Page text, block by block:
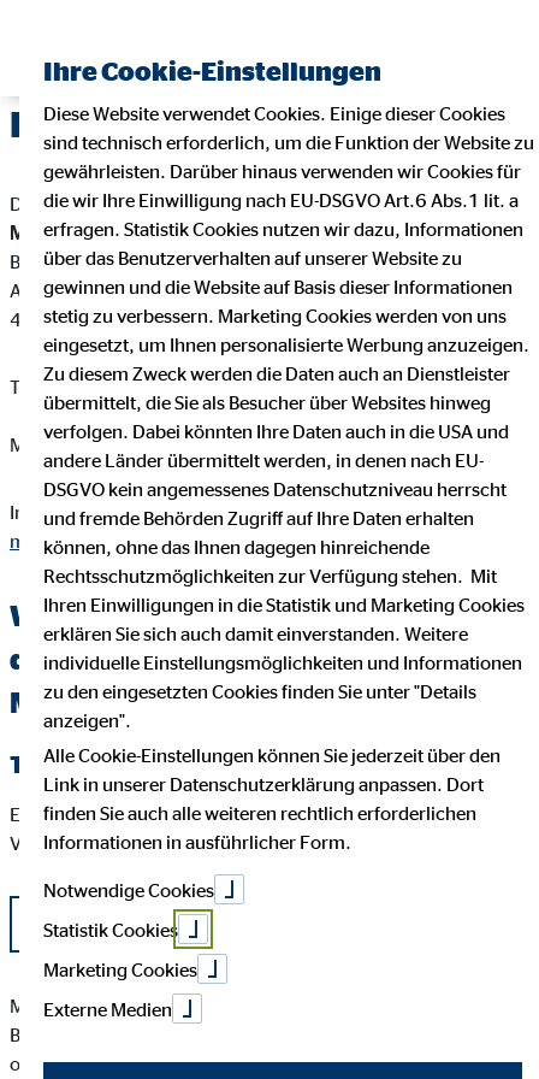
Impressum
Dieser Internetauftritt ist ein Angebot von:
Max Mustermann
Bezirksdirektor für die OVB Vermögensberatung AG
Alter Fischmarkt 25-26
48143 Münster
Telefon: +49 123456789
Mail:rpetrov@ovb.eu
Internet:https://www.ovb.de/musterseite/max-mustermann-
muenster.html
Wichtige Kundeninformationen über
den OVB Berater Max Mustermann in
Münster
Tätigkeitsart
Eine aktuelle Auflistung der Produktpartner der OVB
Vermögensberatung AG finden Sie hier:
Liste OVB Produktpartner als PDF
Max Mustermann besitzt weder direkte noch indirekte
Beteiligungen von über zehn Prozent an den Stimmrechten
oder am Kapital eines Versicherungsunternehmens noch
Ihre Cookie-Einstellungen
Diese Website verwendet Cookies. Einige dieser Cookies
sind technisch erforderlich, um die Funktion der Website zu
gewährleisten. Darüber hinaus verwenden wir Cookies für
die wir Ihre Einwilligung nach EU-DSGVO Art.6 Abs.1 lit. a
erfragen. Statistik Cookies nutzen wir dazu, Informationen
über das Benutzerverhalten auf unserer Website zu
gewinnen und die Website auf Basis dieser Informationen
stetig zu verbessern. Marketing Cookies werden von uns
eingesetzt, um Ihnen personalisierte Werbung anzuzeigen.
Zu diesem Zweck werden die Daten auch an Dienstleister
übermittelt, die Sie als Besucher über Websites hinweg
verfolgen. Dabei könnten Ihre Daten auch in die USA und
andere Länder übermittelt werden, in denen nach EU-
DSGVO kein angemessenes Datenschutzniveau herrscht
und fremde Behörden Zugriff auf Ihre Daten erhalten
können, ohne das Ihnen dagegen hinreichende
Rechtsschutzmöglichkeiten zur Verfügung stehen. Mit
Ihren Einwilligungen in die Statistik und Marketing Cookies
erklären Sie sich auch damit einverstanden. Weitere
individuelle Einstellungsmöglichkeiten und Informationen
zu den eingesetzten Cookies finden Sie unter "Details
anzeigen".
Alle Cookie-Einstellungen können Sie jederzeit über den
Link in unserer Datenschutzerklärung anpassen. Dort
finden Sie auch alle weiteren rechtlich erforderlichen
Informationen in ausführlicher Form.
Notwendige Cookies
Statistik Cookies
Marketing Cookies
Externe Medien